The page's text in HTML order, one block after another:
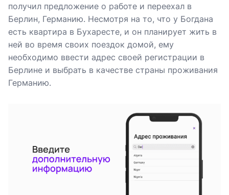
получил предложение о работе и переехал в
Берлин, Германию. Несмотря на то, что у Богдана
есть квартира в Бухаресте, и он планирует жить в
ней во время своих поездок домой, ему
необходимо ввести адрес своей регистрации в
Берлине и выбрать в качестве страны проживания
Германию.